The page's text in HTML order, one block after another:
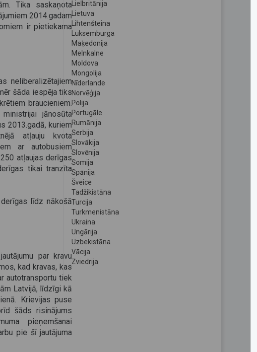
Tika saskaņota
2014.gadam
ir pietiekama
neliberalizētajiem
šāda iespēja tiks
braucieniem.
jānosūta
2013.gadā, kuriem
atļauju kvota
ar autobusiem
atļaujas derīgas
tikai tranzīta
līdz nākošā
par kravu
kad kravas, kas
autotransportu tiek
Latvijā, līdzīgi kā
Krievijas puse
šāds risinājums
pieņemšanai
pie šī jautājuma
Lielbritānija
Lietuva
Lihtenšteina
Luksemburga
Maķedonija
Melnkalne
Moldova
Mongolija
Nīderlande
Norvēģija
Polija
Portugāle
Rumānija
Serbija
Slovākija
Slovēnija
Somija
Spānija
Šveice
Tadžikistāna
Turcija
Turkmenistāna
Ukraina
Ungārija
Uzbekistāna
Vācija
Zviedrija